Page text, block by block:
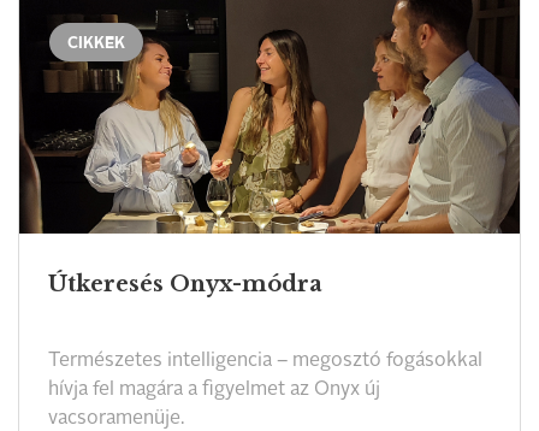
CIKKEK
Útkeresés Onyx-módra
Természetes intelligencia – megosztó fogásokkal
hívja fel magára a figyelmet az Onyx új
vacsoramenüje.